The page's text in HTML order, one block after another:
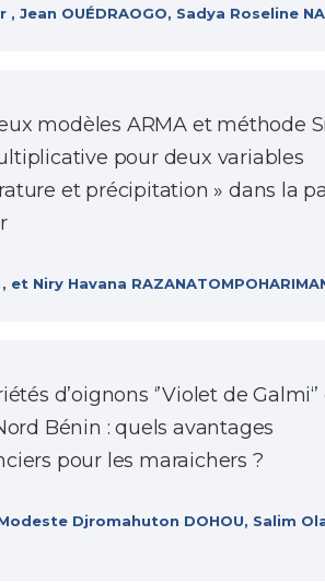
, Jean OUÉDRAOGO, Sadya Roseline
modèles ARMA et méthode
pour deux variables
et précipitation » dans la
et Niry Havana
d’oignons ‘’Violet de Galmi‘’
Nord Bénin : quels avantages
pour les maraichers ?
Djromahuton DOHOU, Salim